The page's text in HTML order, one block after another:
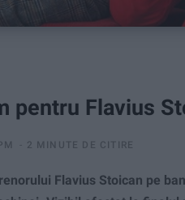
pentru Flavius
2 MINUTE DE CITIRE
Flavius Stoican pe